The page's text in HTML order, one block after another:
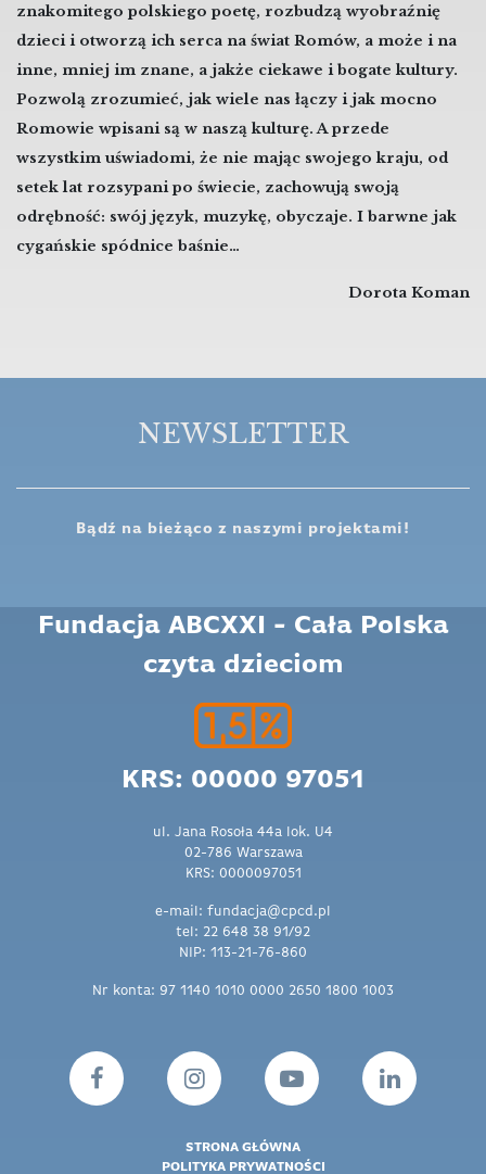
znakomitego polskiego poetę, rozbudzą wyobraźnię
dzieci i otworzą ich serca na świat Romów, a może i na
inne, mniej im znane, a jakże ciekawe i bogate kultury.
Pozwolą zrozumieć, jak wiele nas łączy i jak mocno
Romowie wpisani są w naszą kulturę. A przede
wszystkim uświadomi, że nie mając swojego kraju, od
setek lat rozsypani po świecie, zachowują swoją
odrębność: swój język, muzykę, obyczaje. I barwne jak
cygańskie spódnice baśnie…
Dorota Koman
NEWSLETTER
Bądź na bieżąco z naszymi projektami!
Fundacja ABCXXI - Cała Polska
czyta dzieciom
KRS: 00000 97051
ul. Jana Rosoła 44a lok. U4
02-786 Warszawa
KRS: 0000097051
e-mail: fundacja@cpcd.pl
tel: 22 648 38 91/92
NIP: 113-21-76-860
Nr konta: 97 1140 1010 0000 2650 1800 1003
STRONA GŁÓWNA
POLITYKA PRYWATNOŚCI